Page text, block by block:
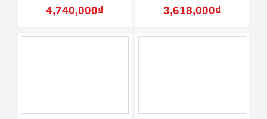
4,740,000₫ 3,618,000₫